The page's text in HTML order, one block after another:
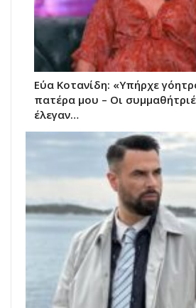
Εύα Κοτανίδη: «Υπήρχε
πατέρα μου – Οι
έλεγαν…